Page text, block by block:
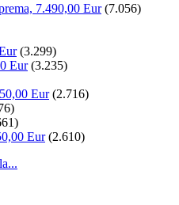
7.490,00 Eur (7.056)
(3.299)
Eur (3.235)
Eur (2.716)
Eur (2.610)